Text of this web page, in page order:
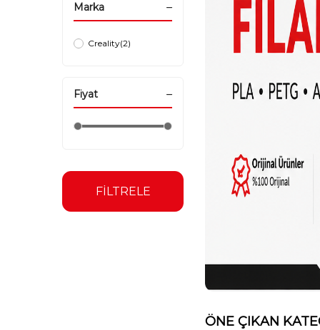
Marka
Creality(2)
Fiyat
FİLTRELE
ÖNE ÇIKAN